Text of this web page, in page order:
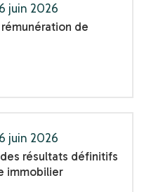
juin 2026
de
juin 2026
résultats définitifs
immobilier